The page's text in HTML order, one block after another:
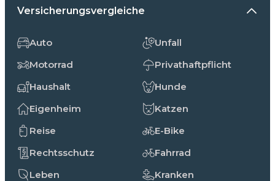
Versicherungsvergleiche
Auto
Motorrad
Haushalt
Eigenheim
Reise
Rechtsschutz
Leben
Unfall
Privathaftpflicht
Hunde
Katzen
E-Bike
Fahrrad
Kranken